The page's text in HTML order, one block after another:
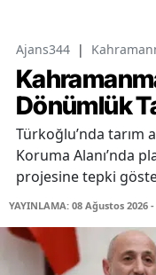
Ajans344 |
Dönümlük
Türkoğlu’nda tarım
Koruma Alanı’nda
projesine tepki
YAYINLAMA: 08 Ağustos 2026 -